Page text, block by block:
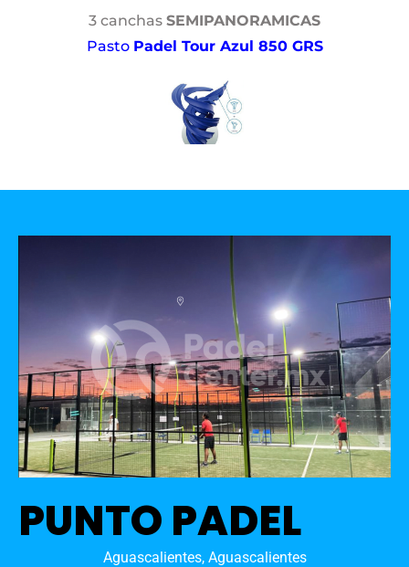
3 canchas SEMIPANORAMICAS
Pasto Padel Tour Azul 850 GRS
PUNTO PADEL
Aguascalientes, Aguascalientes